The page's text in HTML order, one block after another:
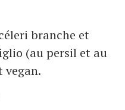
branche et
(au persil et au
vegan.